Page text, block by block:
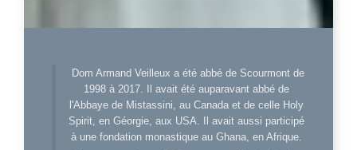
Dom Armand Veilleux a été abbé de Scourmont de
1998 à 2017. Il avait été auparavant abbé de
l'Abbaye de Mistassini, au Canada et de celle Holy
Spirit, en Géorgie, aux USA. Il avait aussi participé
à une fondation monastique au Ghana, en Afrique.